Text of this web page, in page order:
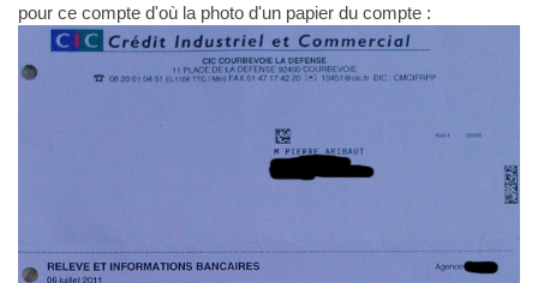
pour ce compte d'où la photo d'un papier du compte :